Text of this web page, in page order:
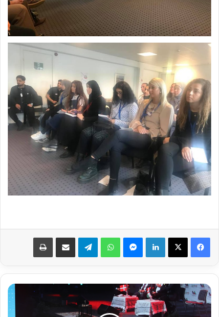
فيسبوك ‫X لينكدإن واتساب تيلقرام
ب
ا